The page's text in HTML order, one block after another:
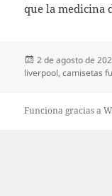
que la medicina
Publicado
el
2 de agosto de
liverpool,camisetas
Funciona gracias a